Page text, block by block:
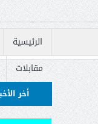
الرئيسية
مقابلات
أخر إلى سحبه ماذا قال
في إعادة إطلاق القروض